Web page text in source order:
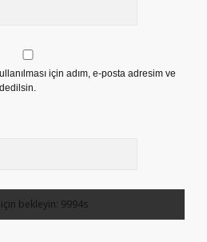
için adım, e-posta adresim ve